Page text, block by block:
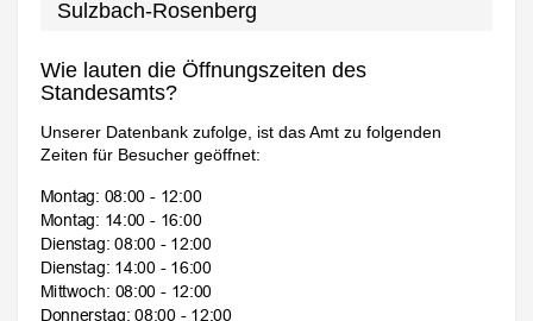
Sulzbach-Rosenberg
Wie lauten die Öffnungszeiten des
Standesamts?
Unserer Datenbank zufolge, ist das Amt zu folgenden
Zeiten für Besucher geöffnet: